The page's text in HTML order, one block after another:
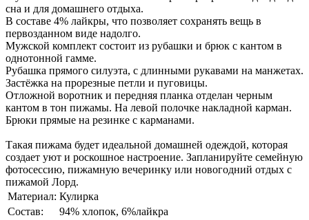
сна и для домашнего отдыха.
В составе 4% лайкры, что позволяет сохранять вещь в
первозданном виде надолго.
Мужской комплект состоит из рубашки и брюк с кантом в
однотонной гамме.
Рубашка прямого силуэта, с длинными рукавами на манжетах.
Застёжка на прорезные петли и пуговицы.
Отложной воротник и передняя планка отделан черным
кантом в тон пижамы. На левой полочке накладной карман.
Брюки прямые на резинке с карманами.
Такая пижама будет идеальной домашней одеждой, которая
создает уют и роскошное настроение. Запланируйте семейную
фотосессию, пижамную вечеринку или новогодний отдых с
пижамой Лорд.
Материал: Кулирка
Состав:
94% хлопок, 6%лайкра